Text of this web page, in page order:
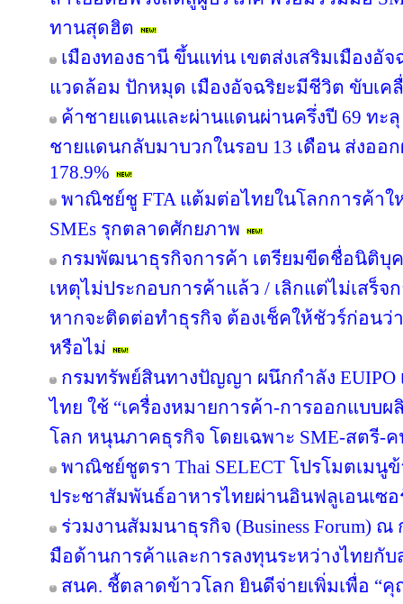
ทานสุดฮิต
เมืองทองธานี ขึ้นแท่น เขตส่งเสริมเมืองอั
แวดล้อม ปักหมุด เมืองอัจฉริยะมีชีวิต ขับเค
ค้าชายแดนและผ่านแดนผ่านครึ่งปี 69 ทะลุ
ชายแดนกลับมาบวกในรอบ 13 เดือน ส่งออ
178.9%
พาณิชย์ชู FTA แต้มต่อไทยในโลกการค้าใ
SMEs รุกตลาดศักยภาพ
กรมพัฒนาธุรกิจการค้า เตรียมขีดชื่อนิติบุ
เหตุไม่ประกอบการค้าแล้ว / เลิกแต่ไม่เสร็
หากจะติดต่อทำธุรกิจ ต้องเช็คให้ชัวร์ก่อนว่
หรือไม่
กรมทรัพย์สินทางปัญญา ผนึกกำลัง EUIPO
ไทย ใช้ “เครื่องหมายการค้า-การออกแบบ
โลก หนุนภาคธุรกิจ โดยเฉพาะ SME-สตรี-
พาณิชย์ชูตรา Thai SELECT โปรโมตเมนู
ประชาสัมพันธ์อาหารไทยผ่านอินฟลูเอนเซ
ร่วมงานสัมมนาธุรกิจ (Business Forum)
มือด้านการค้าและการลงทุนระหว่างไทยกั
สนค. ชี้ตลาดข้าวโลก ยินดีจ่ายเพิ่มเพื่อ “